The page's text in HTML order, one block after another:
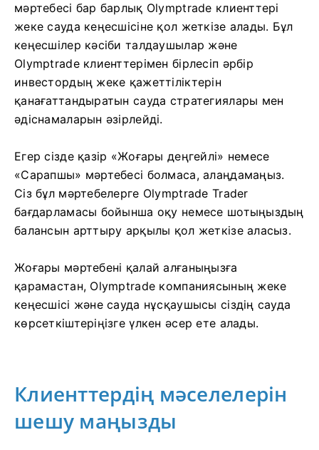
мәртебесі бар барлық Olymptrade клиенттері
жеке сауда кеңесшісіне қол жеткізе алады. Бұл
кеңесшілер кәсіби талдаушылар және
Olymptrade клиенттерімен бірлесіп әрбір
инвестордың жеке қажеттіліктерін
қанағаттандыратын сауда стратегиялары мен
әдіснамаларын әзірлейді.
Егер сізде қазір «Жоғары деңгейлі» немесе
«Сарапшы» мәртебесі болмаса, алаңдамаңыз.
Сіз бұл мәртебелерге Olymptrade Trader
бағдарламасы бойынша оқу немесе шотыңыздың
балансын арттыру арқылы қол жеткізе аласыз.
Жоғары мәртебені қалай алғаныңызға
қарамастан, Olymptrade компаниясының жеке
кеңесшісі және сауда нұсқаушысы сіздің сауда
көрсеткіштеріңізге үлкен әсер ете алады.
Клиенттердің мәселелерін
шешу маңызды